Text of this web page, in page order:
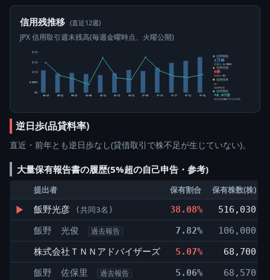
信用残推移 (直近12週)
JPX 信用取引週末残高(毎週金曜時点、火曜公開)
0株
5,000株
1万株
2万株
2万株
05-15 05-22 05-29 06-05 06-12 06-19 06-26 07-03 07-10 07-17 07-24 07-31
信用買残
2万株
前週比 +1,900株
信用売残
0株
前週比 0株
信用倍率
―
買残÷売残
信用需給
+8.07倍
純信用残÷5日平均出来高
逆日歩(品貸料率)
直近・前年とも逆日歩なし(貸借取引で株不足が生じていない)。
大量保有報告書の履歴(5%超の自己申告・参考)
提出者 保有割合 保有株数(株)
▶ 飯野光彦 (共同3名) 38.08% 516,030
飯野 光俊
過去報告 7.82% 106,000
株式会社ＴＮＮアドバイザーズ
5.07% 68,700
飯野 佐保里
過去報告 5.06% 68,570